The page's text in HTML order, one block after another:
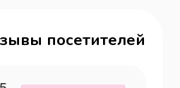
посетителей